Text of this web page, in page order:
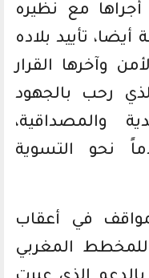
مع نظيره
تأييد بلاده
وآخرها القرار
(لعام 2021)، الذي رحب بالجهود
والمصداقية،
نحو التسوية
في أعقاب
للمخطط المغربي